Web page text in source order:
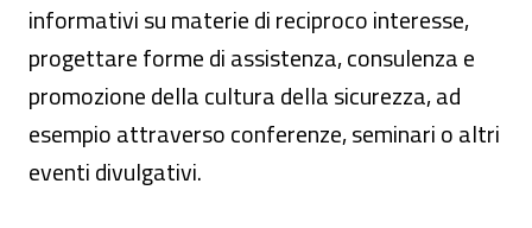
informativi su materie di reciproco interesse,
progettare forme di assistenza, consulenza e
promozione della cultura della sicurezza, ad
esempio attraverso conferenze, seminari o altri
eventi divulgativi.